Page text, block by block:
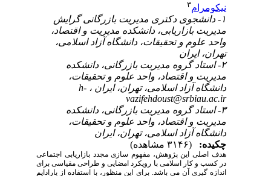
نیکومرام ۳
۱- دانشجوی دکتری مدیریت بازرگانی گرایش
مدیریت بازاریابی، دانشکده مدیریت و اقتصاد،
واحد علوم و تحقیقات، دانشگاه آزاد اسلامی،
تهران، ایران
۲- استاد گروه مدیریت بازرگانی، دانشکده
مدیریت و اقتصاد، واحد علوم و تحقیقات،
دانشگاه آزاد اسلامی، تهران، ایران ، h-
vazifehdoust@srbiau.ac.ir
۳- استاد گروه مدیریت بازرگانی، دانشکده
مدیریت و اقتصاد، واحد علوم و تحقیقات،
دانشگاه آزاد اسلامی، تهران، ایران
چکیده:
هدف اصلی این پژوهش، مفهومسازی مجدد بازاریابی اجتماعی
در کسبو کار اسلامی با رویکرد امضایی و طراحی مقیاسی برای
اندازهگیری آن میباشد. برای این منظور، با استفاده از پارادایم